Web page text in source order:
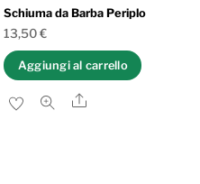
Schiuma da Barba Periplo
13,50€
Aggiungi al carrello
Share